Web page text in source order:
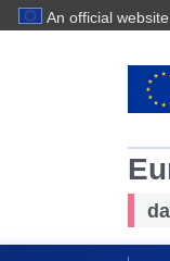
An official